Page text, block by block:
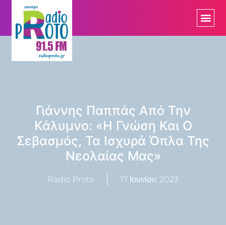
Γιάννης Παππάς Από Την
Κάλυμνο: «η Γνώση Και Ο
Σεβασμός, Τα Ισχυρά Όπλα Της
Νεολαίας Μας»
Radio Proto 17 Ιουνίου, 2023